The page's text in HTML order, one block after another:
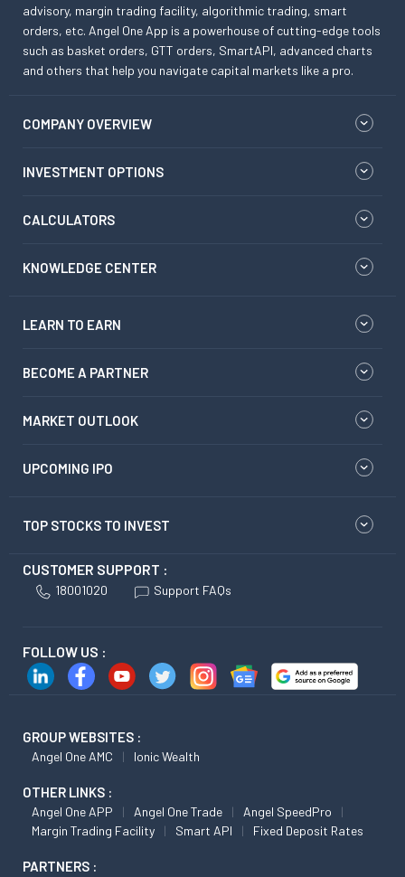
advisory, margin trading facility, algorithmic trading, smart
orders, etc. Angel One App is a powerhouse of cutting-edge tools
such as basket orders, GTT orders, SmartAPI, advanced charts
and others that help you navigate capital markets like a pro.
COMPANY OVERVIEW
INVESTMENT OPTIONS
CALCULATORS
KNOWLEDGE CENTER
LEARN TO EARN
BECOME A PARTNER
MARKET OUTLOOK
UPCOMING IPO
TOP STOCKS TO INVEST
CUSTOMER SUPPORT :
18001020 Support FAQs
FOLLOW US :
GROUP WEBSITES :
Angel One AMC Ionic Wealth
OTHER LINKS :
Angel One APP Angel One Trade
Angel SpeedPro
Margin Trading Facility
Smart API Fixed Deposit Rates
PARTNERS :